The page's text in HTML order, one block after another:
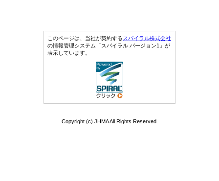
このページは、当社が契約するスパイラル株式会社
の情報管理システム「スパイラル バージョン1」が
表示しています。
Copyright (c) JHMA All Rights Reserved.